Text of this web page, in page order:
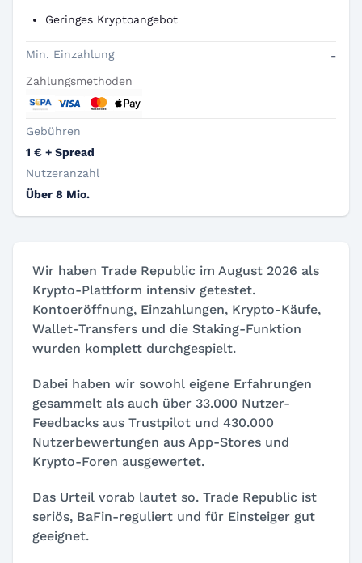
Geringes Kryptoangebot
Min. Einzahlung
-
Zahlungsmethoden
Gebühren
1 € + Spread
Nutzeranzahl
Über 8 Mio.
Wir haben Trade Republic im August 2026 als
Krypto-Plattform intensiv getestet.
Kontoeröffnung, Einzahlungen, Krypto-Käufe,
Wallet-Transfers und die Staking-Funktion
wurden komplett durchgespielt.
Dabei haben wir sowohl eigene Erfahrungen
gesammelt als auch über 33.000 Nutzer-
Feedbacks aus Trustpilot und 430.000
Nutzerbewertungen aus App-Stores und
Krypto-Foren ausgewertet.
Das Urteil vorab lautet so. Trade Republic ist
seriös, BaFin-reguliert und für Einsteiger gut
geeignet.